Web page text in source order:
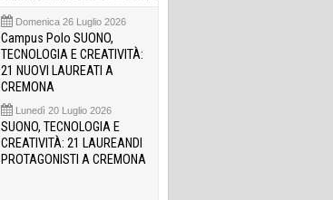
Domenica 26 Luglio 2026
Campus Polo SUONO,
TECNOLOGIA E CREATIVITÀ:
21 NUOVI LAUREATI A
CREMONA
Lunedì 20 Luglio 2026
SUONO, TECNOLOGIA E
CREATIVITÀ: 21 LAUREANDI
PROTAGONISTI A CREMONA